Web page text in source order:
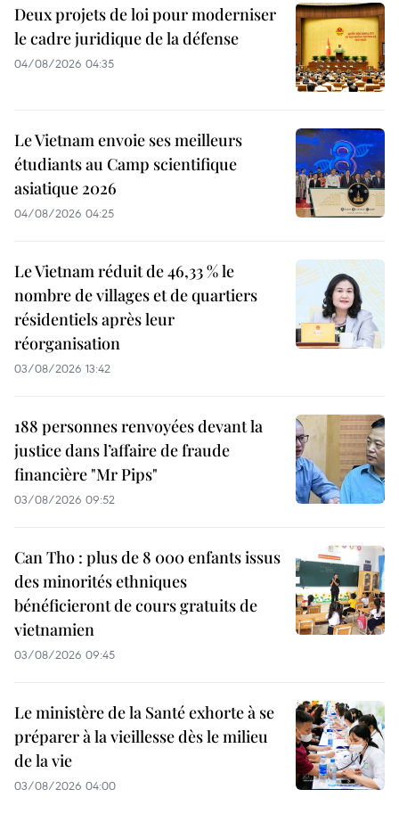
Deux projets de loi pour moderniser
le cadre juridique de la défense
04/08/2026 04:35
Le Vietnam envoie ses meilleurs
étudiants au Camp scientifique
asiatique 2026
04/08/2026 04:25
Le Vietnam réduit de 46,33 % le
nombre de villages et de quartiers
résidentiels après leur
réorganisation
03/08/2026 13:42
188 personnes renvoyées devant la
justice dans l’affaire de fraude
financière "Mr Pips"
03/08/2026 09:52
Can Tho : plus de 8 000 enfants issus
des minorités ethniques
bénéficieront de cours gratuits de
vietnamien
03/08/2026 09:45
Le ministère de la Santé exhorte à se
préparer à la vieillesse dès le milieu
de la vie
03/08/2026 04:00